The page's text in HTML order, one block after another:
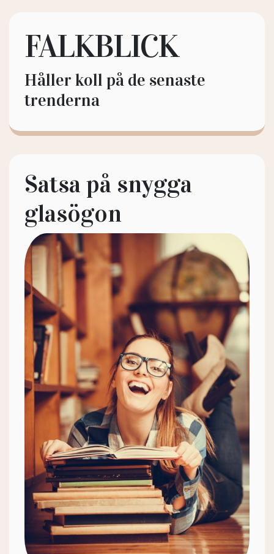
FALKBLICK
Håller koll på de senaste
trenderna
Satsa på snygga
glasögon